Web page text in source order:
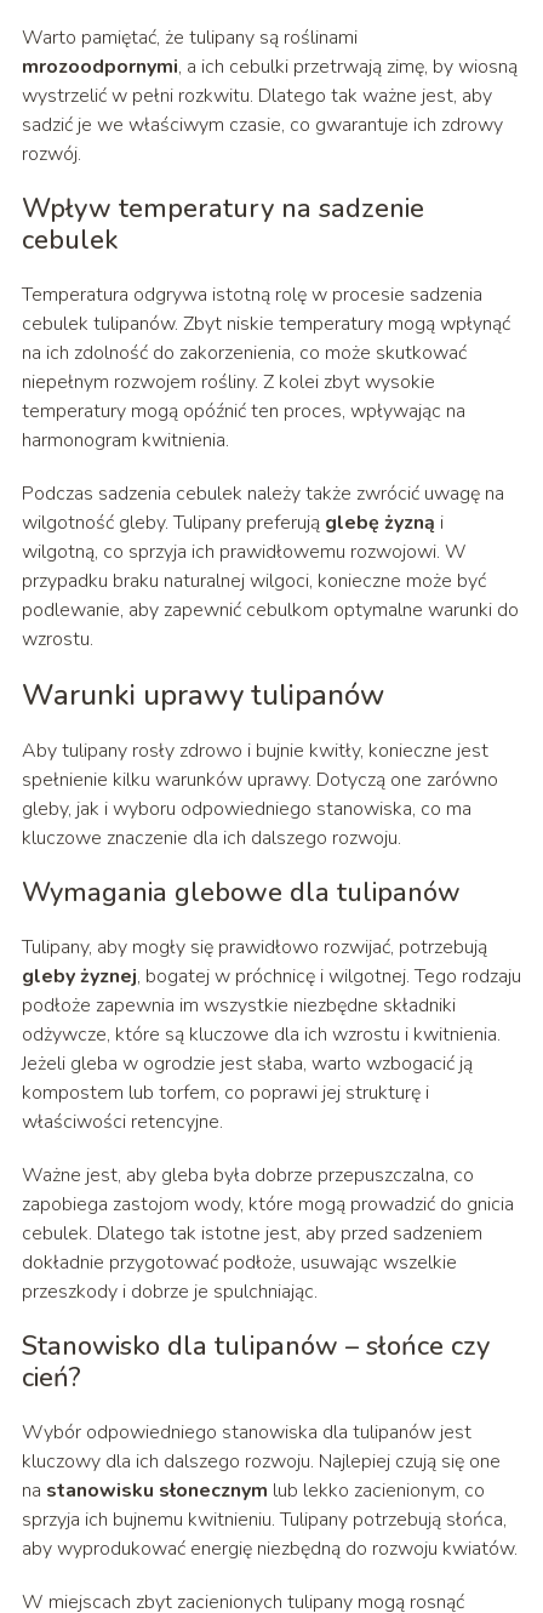
Warto pamiętać, że tulipany są roślinami
mrozoodpornymi, a ich cebulki przetrwają zimę, by wiosną
wystrzelić w pełni rozkwitu. Dlatego tak ważne jest, aby
sadzić je we właściwym czasie, co gwarantuje ich zdrowy
rozwój.
Wpływ temperatury na sadzenie
cebulek
Temperatura odgrywa istotną rolę w procesie sadzenia
cebulek tulipanów. Zbyt niskie temperatury mogą wpłynąć
na ich zdolność do zakorzenienia, co może skutkować
niepełnym rozwojem rośliny. Z kolei zbyt wysokie
temperatury mogą opóźnić ten proces, wpływając na
harmonogram kwitnienia.
Podczas sadzenia cebulek należy także zwrócić uwagę na
wilgotność gleby. Tulipany preferują glebę żyzną i
wilgotną, co sprzyja ich prawidłowemu rozwojowi. W
przypadku braku naturalnej wilgoci, konieczne może być
podlewanie, aby zapewnić cebulkom optymalne warunki do
wzrostu.
Warunki uprawy tulipanów
Aby tulipany rosły zdrowo i bujnie kwitły, konieczne jest
spełnienie kilku warunków uprawy. Dotyczą one zarówno
gleby, jak i wyboru odpowiedniego stanowiska, co ma
kluczowe znaczenie dla ich dalszego rozwoju.
Wymagania glebowe dla tulipanów
Tulipany, aby mogły się prawidłowo rozwijać, potrzebują
gleby żyznej, bogatej w próchnicę i wilgotnej. Tego rodzaju
podłoże zapewnia im wszystkie niezbędne składniki
odżywcze, które są kluczowe dla ich wzrostu i kwitnienia.
Jeżeli gleba w ogrodzie jest słaba, warto wzbogacić ją
kompostem lub torfem, co poprawi jej strukturę i
właściwości retencyjne.
Ważne jest, aby gleba była dobrze przepuszczalna, co
zapobiega zastojom wody, które mogą prowadzić do gnicia
cebulek. Dlatego tak istotne jest, aby przed sadzeniem
dokładnie przygotować podłoże, usuwając wszelkie
przeszkody i dobrze je spulchniając.
Stanowisko dla tulipanów – słońce czy
cień?
Wybór odpowiedniego stanowiska dla tulipanów jest
kluczowy dla ich dalszego rozwoju. Najlepiej czują się one
na stanowisku słonecznym lub lekko zacienionym, co
sprzyja ich bujnemu kwitnieniu. Tulipany potrzebują słońca,
aby wyprodukować energię niezbędną do rozwoju kwiatów.
W miejscach zbyt zacienionych tulipany mogą rosnąć